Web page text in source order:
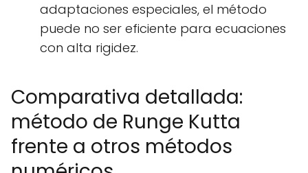
adaptaciones especiales, el método
puede no ser eficiente para ecuaciones
con alta rigidez.
Comparativa detallada:
método de Runge Kutta
frente a otros métodos